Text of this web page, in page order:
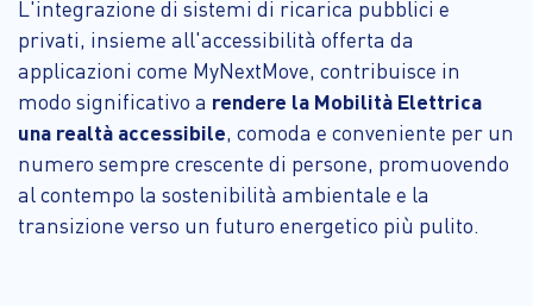
L'integrazione di sistemi di ricarica pubblici e
privati, insieme all'accessibilità offerta da
applicazioni come MyNextMove, contribuisce in
modo significativo a rendere la Mobilità Elettrica
una realtà accessibile, comoda e conveniente per un
numero sempre crescente di persone, promuovendo
al contempo la sostenibilità ambientale e la
transizione verso un futuro energetico più pulito.